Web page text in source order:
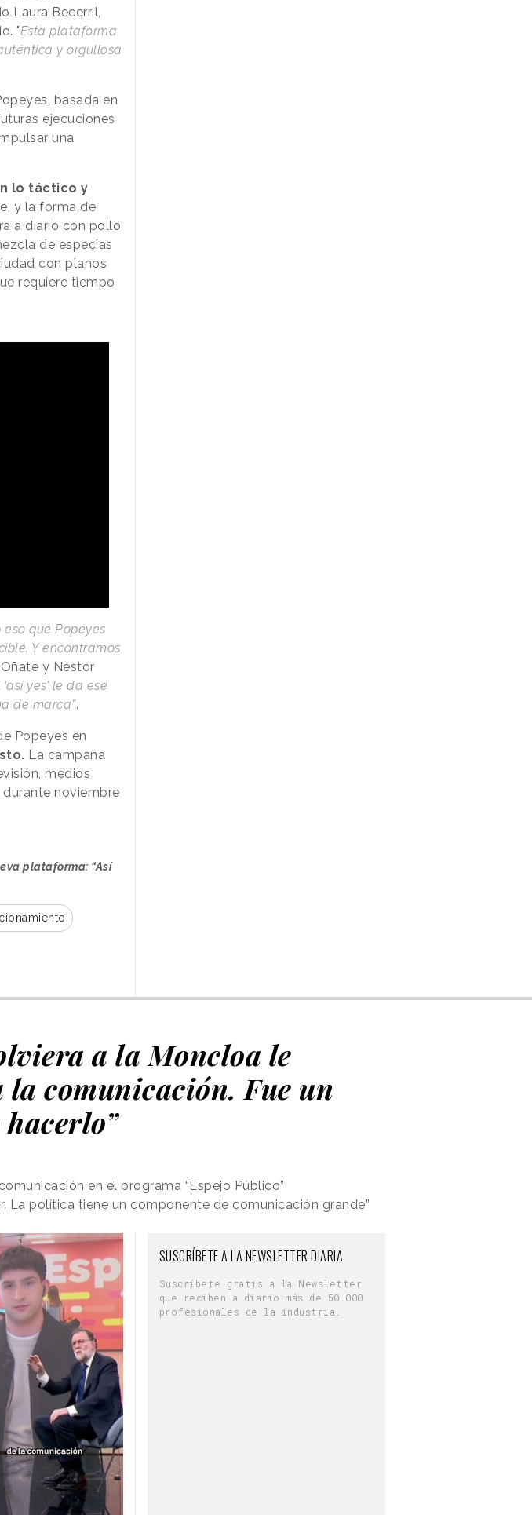
Laura Becerril,
"Esta plataforma
y orgullosa
basada en
ejecuciones
una
lo táctico y
y la forma de
a diario con pollo
de especias
con planos
requiere tiempo
que Popeyes
Y encontramos
y Néstor
‘así yes’ le da ese
de marca”.
Popeyes en
La campaña
medios
noviembre
plataforma: “Así
a la Moncloa le
comunicación. Fue un
en el programa “Espejo Público”
La política tiene un componente de comunicación grande”
SUSCRÍBETE A LA NEWSLETTER DIARIA
Suscríbete gratis a la Newsletter
que reciben a diario más de 50.000
profesionales de la industria.